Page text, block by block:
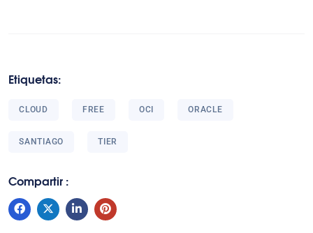
Etiquetas:
CLOUD FREE OCI ORACLE
SANTIAGO TIER
Compartir :